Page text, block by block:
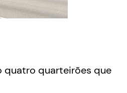
quatro quarteirões que